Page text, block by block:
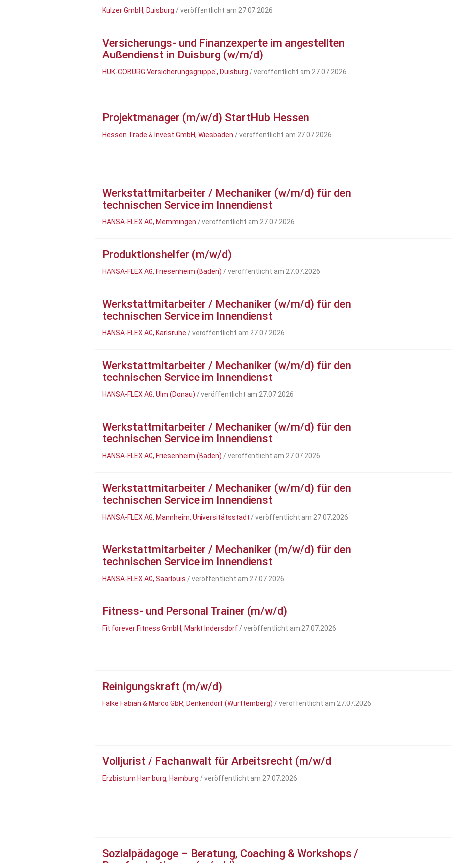
Kulzer GmbH, Duisburg / veröffentlicht am 27.07.2026
Versicherungs- und Finanzexperte im angestellten
Außendienst in Duisburg (w/m/d)
HUK-COBURG Versicherungsgruppe', Duisburg / veröffentlicht am 27.07.2026
Projektmanager (m/w/d) StartHub Hessen
Hessen Trade & Invest GmbH, Wiesbaden / veröffentlicht am 27.07.2026
Werkstattmitarbeiter / Mechaniker (w/m/d) für den
technischen Service im Innendienst
HANSA-FLEX AG, Memmingen / veröffentlicht am 27.07.2026
Produktionshelfer (m/w/d)
HANSA-FLEX AG, Friesenheim (Baden) / veröffentlicht am 27.07.2026
Werkstattmitarbeiter / Mechaniker (w/m/d) für den
technischen Service im Innendienst
HANSA-FLEX AG, Karlsruhe / veröffentlicht am 27.07.2026
Werkstattmitarbeiter / Mechaniker (w/m/d) für den
technischen Service im Innendienst
HANSA-FLEX AG, Ulm (Donau) / veröffentlicht am 27.07.2026
Werkstattmitarbeiter / Mechaniker (w/m/d) für den
technischen Service im Innendienst
HANSA-FLEX AG, Friesenheim (Baden) / veröffentlicht am 27.07.2026
Werkstattmitarbeiter / Mechaniker (w/m/d) für den
technischen Service im Innendienst
HANSA-FLEX AG, Mannheim, Universitätsstadt / veröffentlicht am 27.07.2026
Werkstattmitarbeiter / Mechaniker (m/w/d) für den
technischen Service im Innendienst
HANSA-FLEX AG, Saarlouis / veröffentlicht am 27.07.2026
Fitness- und Personal Trainer (m/w/d)
Fit forever Fitness GmbH, Markt Indersdorf / veröffentlicht am 27.07.2026
Reinigungskraft (m/w/d)
Falke Fabian & Marco GbR, Denkendorf (Württemberg) / veröffentlicht am 27.07.2026
Volljurist / Fachanwalt für Arbeitsrecht (m/w/d
Erzbistum Hamburg, Hamburg / veröffentlicht am 27.07.2026
Sozialpädagoge – Beratung, Coaching & Workshops /